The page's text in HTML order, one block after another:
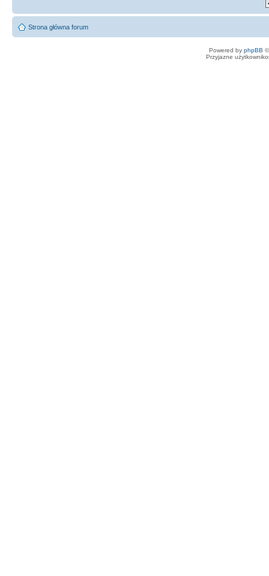
Strona główna forum
Powered by phpBB
Przyjazne